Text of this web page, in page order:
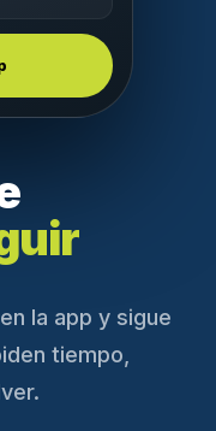
la app y sigue
tiempo,